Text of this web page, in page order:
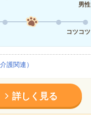
男性
コツコツ
護関連）
詳しく見る